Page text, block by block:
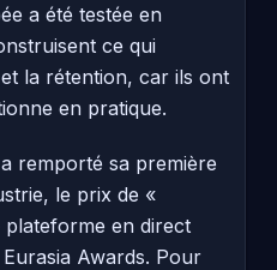
a été testée en
ce qui
la rétention, car ils ont
en pratique.
remporté sa première
le prix de «
en direct
Awards. Pour